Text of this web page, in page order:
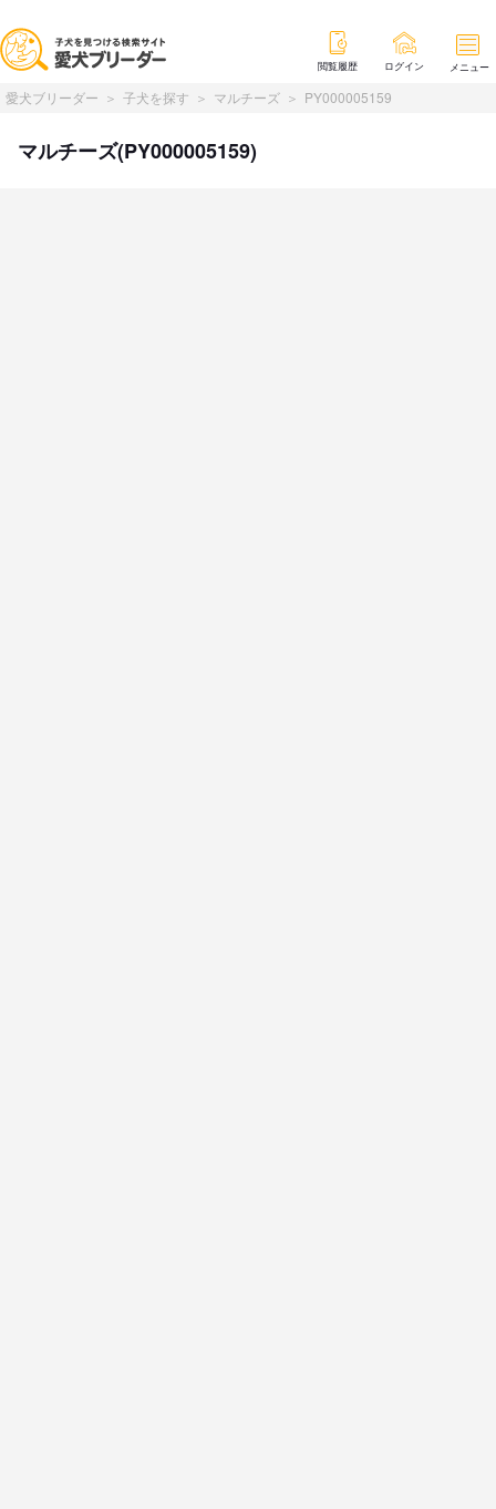
閲覧履歴 ログイン メニュー
愛犬ブリーダー 子犬を探す マルチーズ PY000005159
マルチーズ(PY000005159)